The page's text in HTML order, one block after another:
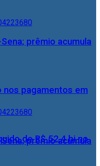
prêmio acumula
prêmio acumula
nos pagamentos em
de R$ 52,4 bi no